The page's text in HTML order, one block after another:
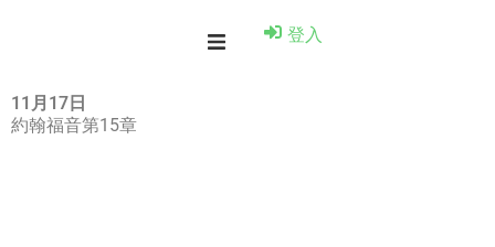
登入
11月17日
約翰福音第15章